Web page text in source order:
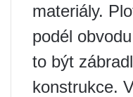
materiály.
podél
to být
konstrukce.